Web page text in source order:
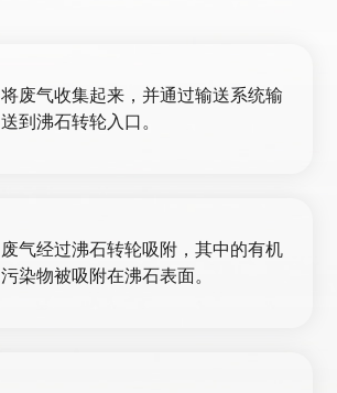
将废气收集起来，并通过输送系统输
送到沸石转轮入口。
废气经过沸石转轮吸附，其中的有机
污染物被吸附在沸石表面。